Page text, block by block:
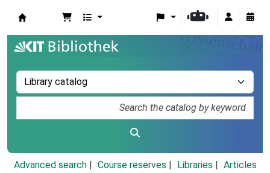
Advanced search Course reserves Libraries
Articles